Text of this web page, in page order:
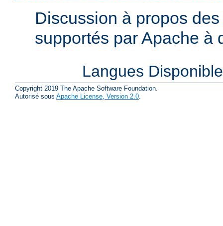
Discussion à propos
supportés par Apache à
Langues
Copyright 2019 The Apache Software Foundation.
Autorisé sous Apache License, Version 2.0